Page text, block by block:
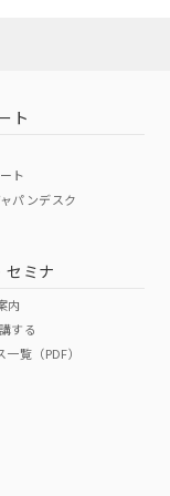
O
ページへ
ください
ト
ト
パンデスク
セミナ
内
する
覧（PDF）